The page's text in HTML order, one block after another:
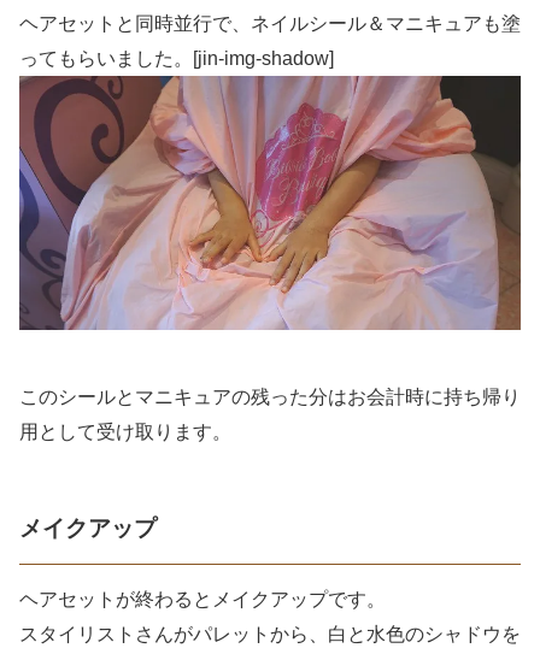
ヘアセットと同時並行で、ネイルシール＆マニキュアも塗
ってもらいました。[jin-img-shadow]
このシールとマニキュアの残った分はお会計時に持ち帰り
用として受け取ります。
メイクアップ
ヘアセットが終わるとメイクアップです。
スタイリストさんがパレットから、白と水色のシャドウを